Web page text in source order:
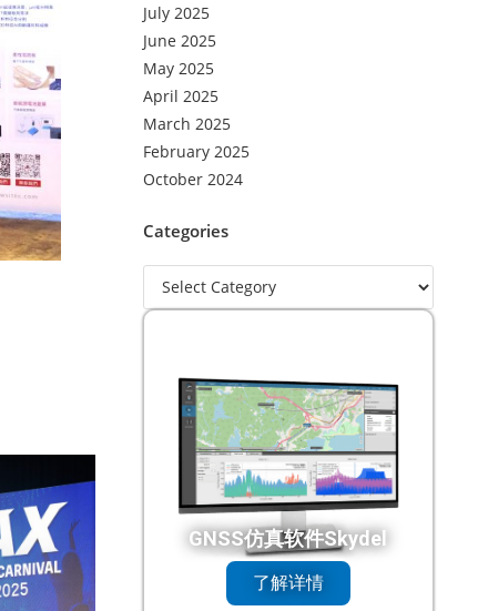
July 2025
June 2025
May 2025
April 2025
March 2025
February 2025
October 2024
Categories